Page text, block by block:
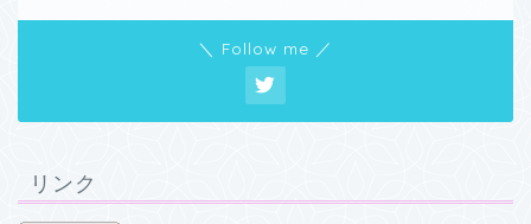
＼ Follow me ／
リンク